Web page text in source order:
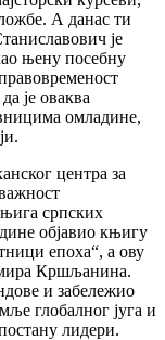
А данас ти
је
њену посебну
је оваква
омладине,
центра за
српских
објавио књигу
епоха“, а ову
Кршљанина.
и забележио
глобалног југа и
лидери.